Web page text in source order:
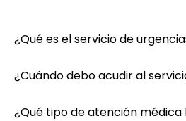
¿Qué es el servicio de
¿Cuándo debo acudir al
¿Qué tipo de atención